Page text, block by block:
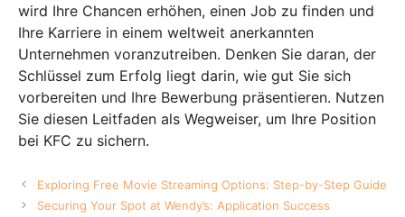
wird Ihre Chancen erhöhen, einen Job zu finden und
Ihre Karriere in einem weltweit anerkannten
Unternehmen voranzutreiben. Denken Sie daran, der
Schlüssel zum Erfolg liegt darin, wie gut Sie sich
vorbereiten und Ihre Bewerbung präsentieren. Nutzen
Sie diesen Leitfaden als Wegweiser, um Ihre Position
bei KFC zu sichern.
Exploring Free Movie Streaming Options: Step-by-Step Guide
Securing Your Spot at Wendy’s: Application Success